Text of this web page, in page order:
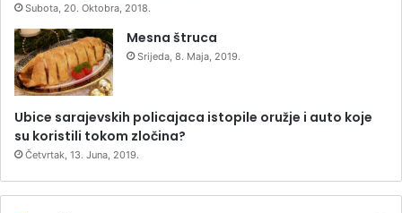
Subota, 20. Oktobra, 2018.
Mesna štruca
Srijeda, 8. Maja, 2019.
Ubice sarajevskih policajaca istopile oružje i auto koje
su koristili tokom zločina?
Četvrtak, 13. Juna, 2019.